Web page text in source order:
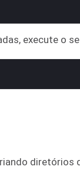
execute o
diretórios